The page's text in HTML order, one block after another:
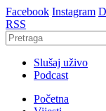
Facebook Instagram
RSS
Slušaj uživo
Podcast
Početna